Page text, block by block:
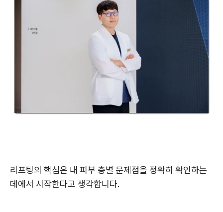
리프팅의 핵심은 내 피부 층별 문제점을 정확히 확인하는
데에서 시작한다고 생각합니다.